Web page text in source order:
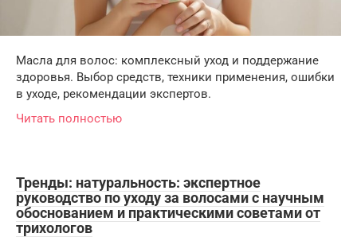
Масла для волос: комплексный уход и поддержание
здоровья. Выбор средств, техники применения, ошибки
в уходе, рекомендации экспертов.
Читать полностью
Тренды: натуральность: экспертное
руководство по уходу за волосами с научным
обоснованием и практическими советами от
трихологов